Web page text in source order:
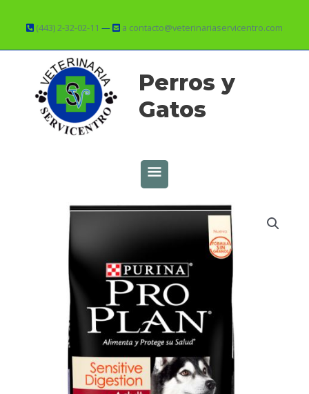
(443) 2-32-02-11 — a contacto@veterinariaservicentro.com
Perros y
Gatos
PRINCIPAL